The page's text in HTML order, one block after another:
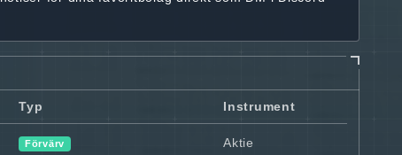
Typ Instrument
Förvärv Aktie